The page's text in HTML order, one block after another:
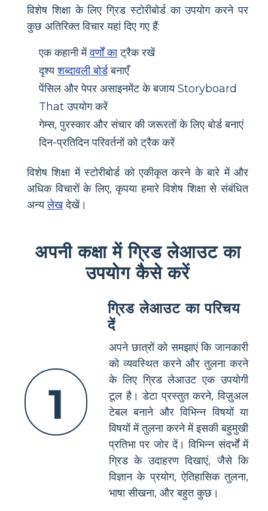
विशेष शिक्षा के लिए ग्रिड स्टोरीबोर्ड का उपयोग करने पर
कुछ अतिरिक्त विचार यहां दिए गए हैं:
एक कहानी मेंवर्णों काट्रैक रखें
दृश्यशब्दावली बोर्डबनाएँ
पेंसिल और पेपर असाइनमेंट के बजाय Storyboard
That उपयोग करें
गेम्स, पुरस्कार और संचार की जरूरतों के लिए बोर्ड बनाएं
दिन-प्रतिदिन परिवर्तनों को ट्रैक करें
विशेष शिक्षा में स्टोरीबोर्ड को एकीकृत करने के बारे में और
अधिक विचारों के लिए, कृपया हमारे विशेष शिक्षा से संबंधित
अन्यलेखदेखें।
अपनी कक्षा में ग्रिड लेआउट का
उपयोग कैसे करें
1
ग्रिड लेआउट का परिचय
दें
अपने छात्रों को समझाएं कि जानकारी
को व्यवस्थित करने और तुलना करने
के लिए ग्रिड लेआउट एक उपयोगी
टूल है। डेटा प्रस्तुत करने, विज़ुअल
टेबल बनाने और विभिन्न विषयों या
विषयों में तुलना करने में इसकी बहुमुखी
प्रतिभा पर जोर दें। विभिन्न संदर्भों में
ग्रिड के उदाहरण दिखाएं, जैसे कि
विज्ञान के प्रयोग, ऐतिहासिक तुलना,
भाषा सीखना, और बहुत कुछ।